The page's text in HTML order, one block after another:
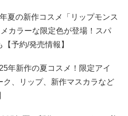
夏の新作コスメ「リップモンス
カラーな限定色が登場！スパ
予約/発売情報】
年新作の夏コスメ！限定アイ
ク、リップ、新作マスカラなど